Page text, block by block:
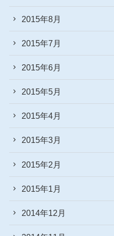
2015年8月
2015年7月
2015年6月
2015年5月
2015年4月
2015年3月
2015年2月
2015年1月
2014年12月